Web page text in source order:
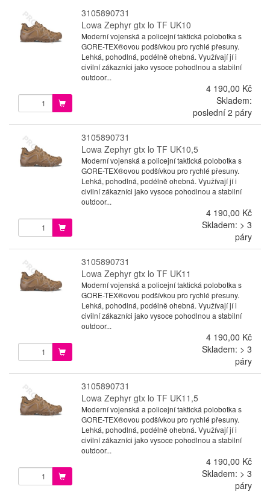
3105890731
Lowa Zephyr gtx lo TF UK10
Moderní vojenská a policejní taktická polobotka s
GORE-TEX®ovou podšívkou pro rychlé přesuny.
Lehká, pohodlná, podélně ohebná. Využívají jí i
civilní zákazníci jako vysoce pohodlnou a stabilní
outdoor...
4 190,00 Kč
Skladem:
poslední 2 páry
3105890731
Lowa Zephyr gtx lo TF UK10,5
Moderní vojenská a policejní taktická polobotka s
GORE-TEX®ovou podšívkou pro rychlé přesuny.
Lehká, pohodlná, podélně ohebná. Využívají jí i
civilní zákazníci jako vysoce pohodlnou a stabilní
outdoor...
4 190,00 Kč
Skladem: > 3
páry
3105890731
Lowa Zephyr gtx lo TF UK11
Moderní vojenská a policejní taktická polobotka s
GORE-TEX®ovou podšívkou pro rychlé přesuny.
Lehká, pohodlná, podélně ohebná. Využívají jí i
civilní zákazníci jako vysoce pohodlnou a stabilní
outdoor...
4 190,00 Kč
Skladem: > 3
páry
3105890731
Lowa Zephyr gtx lo TF UK11,5
Moderní vojenská a policejní taktická polobotka s
GORE-TEX®ovou podšívkou pro rychlé přesuny.
Lehká, pohodlná, podélně ohebná. Využívají jí i
civilní zákazníci jako vysoce pohodlnou a stabilní
outdoor...
4 190,00 Kč
Skladem: > 3
páry